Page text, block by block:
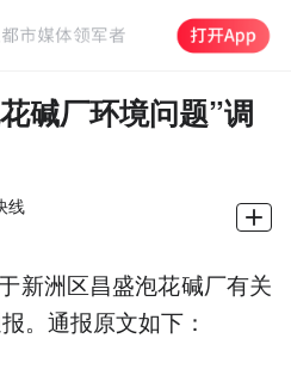
碱厂环境问题”调
线
新洲区昌盛泡花碱厂有关
。通报原文如下：